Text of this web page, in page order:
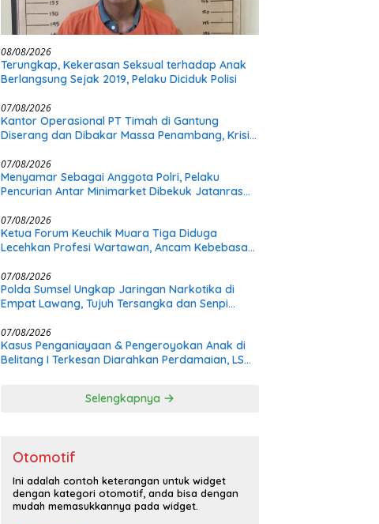
08/08/2026
Terungkap, Kekerasan Seksual terhadap Anak
Berlangsung Sejak 2019, Pelaku Diciduk Polisi
07/08/2026
Kantor Operasional PT Timah di Gantung
Diserang dan Dibakar Massa Penambang, Krisis
07/08/2026
Menyamar Sebagai Anggota Polri, Pelaku
Pencurian Antar Minimarket Dibekuk Jatanras
07/08/2026
Ketua Forum Keuchik Muara Tiga Diduga
Lecehkan Profesi Wartawan, Ancam Kebebasan
07/08/2026
Polda Sumsel Ungkap Jaringan Narkotika di
Empat Lawang, Tujuh Tersangka dan Senpi
07/08/2026
Kasus Penganiayaan & Pengeroyokan Anak di
Belitang I Terkesan Diarahkan Perdamaian, LSM
Selengkapnya
Otomotif
Ini adalah contoh keterangan untuk widget
dengan kategori otomotif, anda bisa dengan
mudah memasukkannya pada widget.